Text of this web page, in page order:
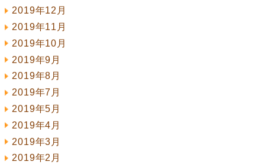
2019年12月
2019年11月
2019年10月
2019年9月
2019年8月
2019年7月
2019年5月
2019年4月
2019年3月
2019年2月